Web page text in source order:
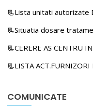
📃Lista unitati autorizate
📃Situatia dosare
📃CERERE AS CENTRU
📃LISTA ACT.FURNIZORI
COMUNICATE